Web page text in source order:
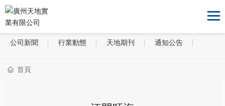
公司新聞 行業動態 天地期刊 通知公告
首頁